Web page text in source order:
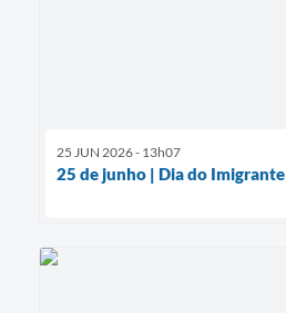
25 JUN 2026 - 13h07
25 de junho | Dia do Imigrante